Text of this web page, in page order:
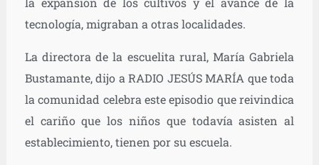
tecnología, migraban a otras localidades.
La directora de la escuelita rural, María Gabriela
Bustamante, dijo a RADIO JESÚS MARÍA que toda
la comunidad celebra este episodio que reivindica
el cariño que los niños que todavía asisten al
establecimiento, tienen por su escuela.